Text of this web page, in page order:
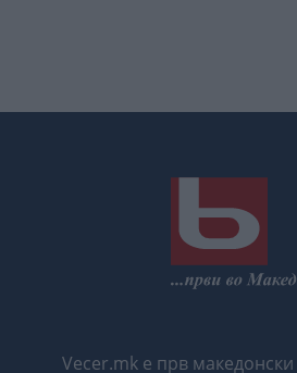
Vecer.mk е прв